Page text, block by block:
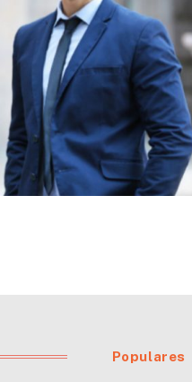
Populares